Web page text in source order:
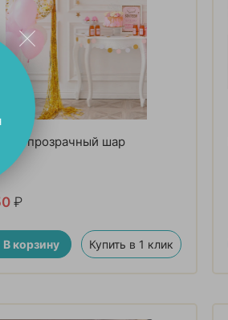
прозрачный шар
₽
В корзину Купить в 1 клик